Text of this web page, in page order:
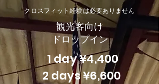
クロスフィット経験は必要ありません
観光客向け
ドロップイン
1 day ¥4,400
2 days ¥6,600